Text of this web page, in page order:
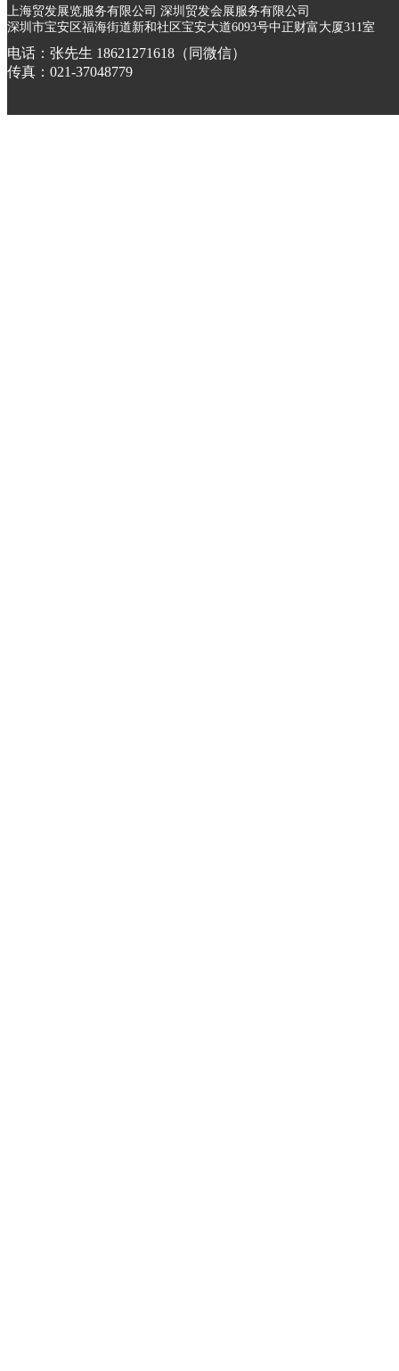
上海贸发展览服务有限公司 深圳贸发会展服务有限公司
深圳市宝安区福海街道新和社区宝安大道6093号中正财富大厦311室
电话：张先生 18621271618（同微信）
传真：021-37048779